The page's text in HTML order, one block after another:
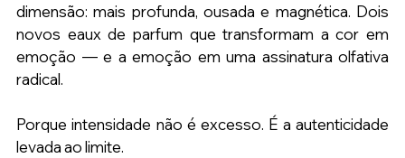
dimensão: mais profunda, ousada e magnética. Dois
novos eaux de parfum que transformam a cor em
emoção — e a emoção em uma assinatura olfativa
radical.
Porque intensidade não é excesso. É a autenticidade
levada ao limite.